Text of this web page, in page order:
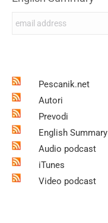
Pescanik.net
Autori
Prevodi
English Summary
Audio podcast
iTunes
Video podcast